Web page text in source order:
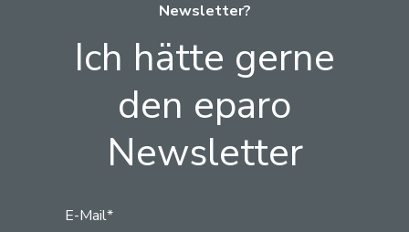
Newsletter?
Ich hätte gerne
den eparo
Newsletter
E-Mail*